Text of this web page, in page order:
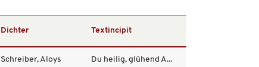
Dichter Textincipit
Schreiber, Aloys
Du heilig, glühend A...